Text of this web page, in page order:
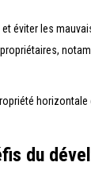
éviter les
horizontale
du